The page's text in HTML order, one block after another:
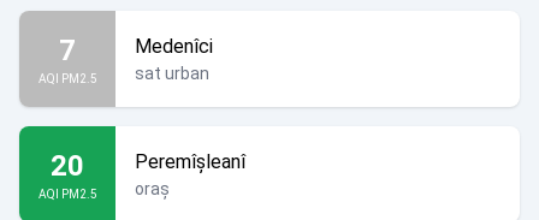
7
AQI PM2.5
Medenîci
sat urban
20
AQI PM2.5
Peremîșleanî
oraș